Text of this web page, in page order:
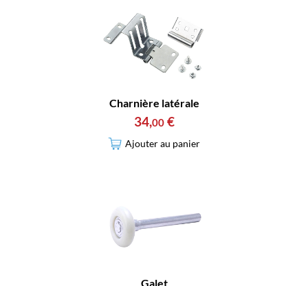
Charnière latérale
34,00 €
Ajouter au panier
Galet